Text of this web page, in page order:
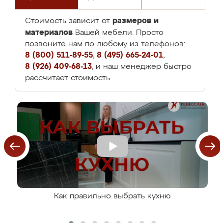
Стоимость зависит от размеров и
материалов Вашей мебели. Просто
позвоните нам по любому из телефонов:
8 (800) 511-89-55, 8 (495) 665-24-01,
8 (926) 409-68-13, и наш менеджер быстро
рассчитает стоимость.
Как правильно выбрать кухню